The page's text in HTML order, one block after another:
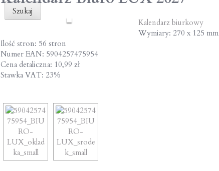
Szukaj
Kalendarz biurkowy
Wymiary: 270 x 125 mm
Ilość stron: 56 stron
Numer EAN: 5904257475954
Cena detaliczna: 10,99 zł
Stawka VAT: 23%